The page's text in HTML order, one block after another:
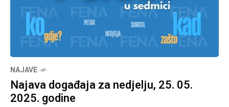
NAJAVE
Najava događaja za nedjelju, 25. 05.
2025. godine